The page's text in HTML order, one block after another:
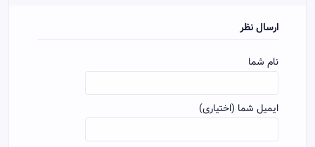
ارسال نظر
نام شما
ایمیل شما (اختیاری)